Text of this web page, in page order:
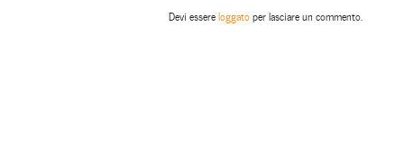
Devi essereloggatoper lasciare un commento.